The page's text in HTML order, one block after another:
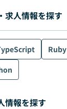
求人情報を探す
Ruby
情報を探す